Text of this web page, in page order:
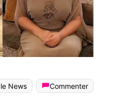
News
Commenter